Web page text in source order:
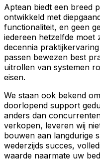
Aptean biedt een breed
ontwikkeld met
functionaliteit, en geen
iedereen hetzelfde moet
decennia
passen bewezen best
uitrollen van systemen
eisen.
We staan ook bekend
doorlopend support
anders dan
verkopen, leveren wij
bouwen aan langdurige
wederzijds succes,
waarde naarmate uw